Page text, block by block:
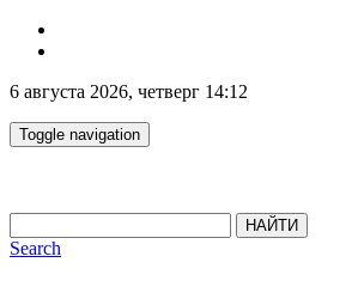
6 августа 2026, четверг 14:12
Toggle navigation
НАЙТИ
Search